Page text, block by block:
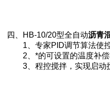
四、HB-10/20型全自动沥青
1、专家PID调节算法使控
2、*的可设置的温度补偿
3、程控搅拌，实现启动